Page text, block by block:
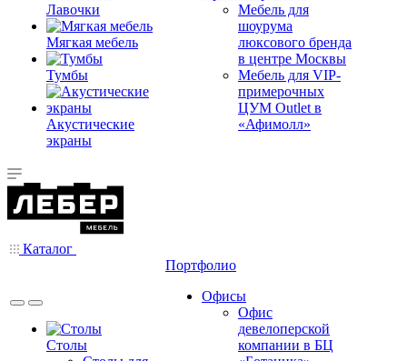
Лавочки
Мягкая мебель
Тумбы
Акустические
экраны
Мебель для
шоурума
люксового бренда
в центре Москвы
Мебель для VIP-
примерочных
ЦУМ Outlet в
«Афимолл»
Каталог
Столы
Портфолио
Офисы
Офис
девелоперской
компании в БЦ